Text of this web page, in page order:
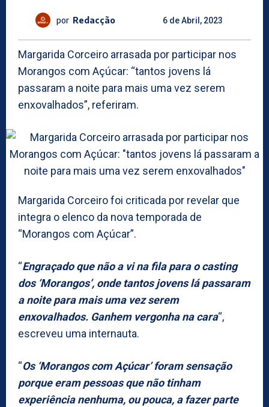
por Redacção 6 de Abril, 2023
Margarida Corceiro arrasada por participar nos
Morangos com Açúcar: “tantos jovens lá
passaram a noite para mais uma vez serem
enxovalhados”, referiram.
Margarida Corceiro foi criticada por revelar que
integra o elenco da nova temporada de
“Morangos com Açúcar”.
“Engraçado que não a vi na fila para o casting
dos ‘Morangos’, onde tantos jovens lá passaram
a noite para mais uma vez serem
enxovalhados. Ganhem vergonha na cara“,
escreveu uma internauta.
“Os ‘Morangos com Açúcar’ foram sensação
porque eram pessoas que não tinham
experiência nenhuma, ou pouca, a fazer parte